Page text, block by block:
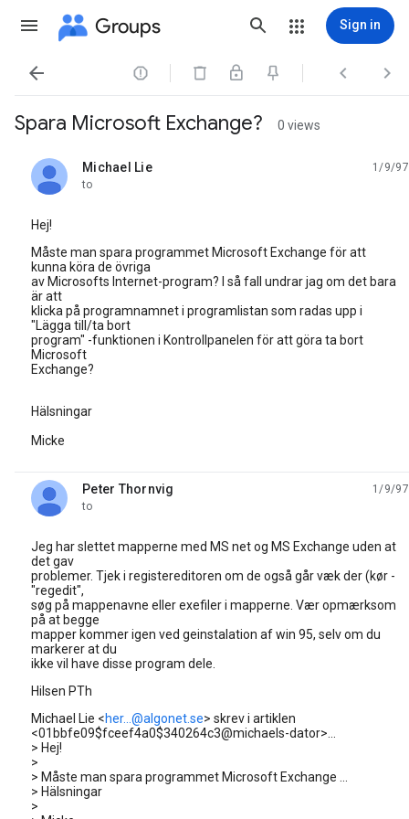
Groups Sign in
   
Spara Microsoft Exchange? 0 views
Michael Lie
unread,
1/9/97
to
Hej!
Måste man spara programmet Microsoft Exchange för att
kunna köra de övriga
av Microsofts Internet-program? I så fall undrar jag om det bara
är att
klicka på programnamnet i programlistan som radas upp i
"Lägga till/ta bort
program" -funktionen i Kontrollpanelen för att göra ta bort
Microsoft
Exchange?
Hälsningar
Micke
Peter Thornvig
unread,
1/9/97
to
Jeg har slettet mapperne med MS net og MS Exchange uden at
det gav
problemer. Tjek i registereditoren om de også går væk der (kør -
"regedit",
søg på mappenavne eller exefiler i mapperne. Vær opmærksom
på at begge
mapper kommer igen ved geinstalation af win 95, selv om du
markerer at du
ikke vil have disse program dele.
Hilsen PTh
Michael Lie <her...@algonet.se> skrev i artiklen
<01bbfe09$fceef4a0$340264c3@michaels-dator>...
> Hej!
>
> Måste man spara programmet Microsoft Exchange ...
> Hälsningar
>